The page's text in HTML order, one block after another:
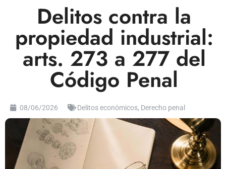
Delitos contra la
propiedad industrial:
arts. 273 a 277 del
Código Penal
08/06/2026 Delitos económicos, Derecho penal